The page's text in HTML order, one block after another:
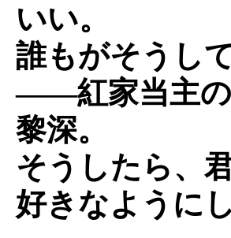
いい。
誰もがそうし
――紅家当主の
黎深。
そうしたら、
好きなように